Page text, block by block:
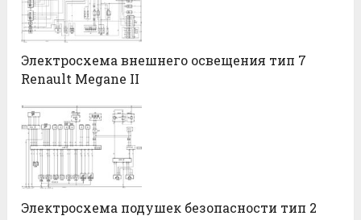
Электросхема внешнего освещения тип 7
Renault Megane II
Электросхема подушек безопасности тип 2